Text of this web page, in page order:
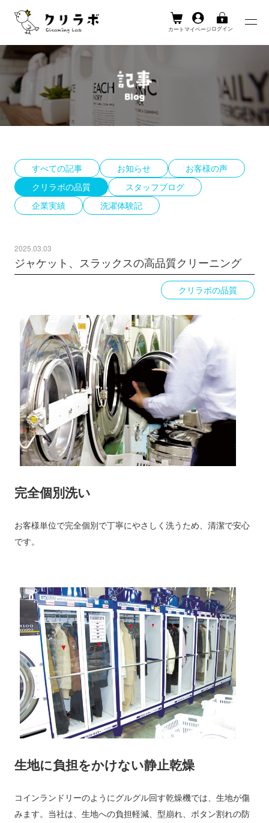
to
カートマイページログイン
すべての記事 お知らせ
お客様の声
クリラボの品質
スタッフブログ
企業実績
洗濯体験記
2025.03.03
ジャケット、スラックスの高品質クリーニング
クリラボの品質
完全個別洗い
お客様単位で完全個別で丁寧にやさしく洗うため、清潔で安心
です。
生地に負担をかけない静止乾燥
コインランドリーのようにグルグル回す乾燥機では、生地が傷
みます。当社は、生地への負担軽減、型崩れ、ボタン割れの防